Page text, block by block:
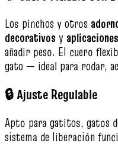
Los pinchos y otros
decorativosy
añadir peso. El cuero
gato — ideal para rodar,
🔒 Ajuste Regulable
Apto para gatitos, gatos
sistema de liberación